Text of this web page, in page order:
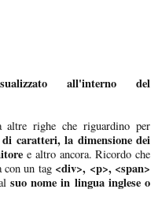
all'interno del
altre righe che riguardino per
caratteri, la dimensione dei
e altro ancora. Ricordo che
con un tag <div>, <p>, <span>
suo nome in lingua inglese o